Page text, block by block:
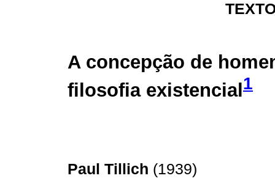
A concepção de
filosofia existencial 1
Paul Tillich (1939)